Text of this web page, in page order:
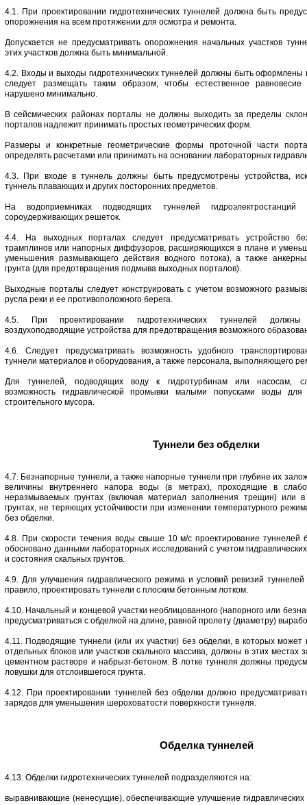
4.1. При проектировании гидротехнических туннелей должна быть
опорожнения на всем протяжении для осмотра и ремонта.
Допускается не предусматривать опорожнения начальных участков
этих участков должна быть минимальной.
4.2. Входы и выходы гидротехнических туннелей должны быть оформлены
следует размещать таким образом, чтобы естественное
нарушено минимально.
В сейсмических районах порталы не должны выходить за пределы
порталов надлежит принимать простых геометрических форм.
Размеры и конкретные геометрические формы проточной части
определять расчетами или принимать на основании лабораторных
4.3. При входе в туннель должны быть предусмотрены устройства,
туннель плавающих и других посторонних предметов.
На водоприемниках подводящих туннелей гидроэлектростанций
сороудерживающих решеток.
4.4. На выходных порталах следует предусматривать устройство
трамплинов или напорных диффузоров, расширяющихся в плане и
уменьшения размывающего действия водного потока), а также
грунта (для предотвращения подмыва выходных порталов).
Выходные порталы следует конструировать с учетом возможного
русла реки и ее противоположного берега.
4.5. При проектировании гидротехнических туннелей
воздухоподводящие устройства для предотвращения возможного
4.6. Следует предусматривать возможность удобного
туннели материалов и оборудования, а также персонала, выполняющего
Для туннелей, подводящих воду к гидротурбинам или насосам,
возможность гидравлической промывки малыми попусками воды
строительного мусора.
Туннели без обделки
4.7. Безнапорные туннели, а также напорные туннели при глубине их
величины внутреннего напора воды (в метрах), проходящие в
неразмываемых грунтах (включая материал заполнения трещин) или в
грунтах, не теряющих устойчивости при изменении температурного
без обделки.
4.8. При скорости течения воды свыше 10 м/с проектирование туннелей
обосновано данными лабораторных исследований с учетом
и состояния скальных грунтов.
4.9. Для улучшения гидравлического режима и условий ревизий туннелей
правило, проектировать туннели с плоским бетонным лотком.
4.10. Начальный и концевой участки необлицованного (напорного или
предусматриваться с обделкой на длине, равной пролету (диаметру)
4.11. Подводящие туннели (или их участки) без обделки, в которых может
отдельных блоков или участков скального массива, должны в этих местах
цементном растворе и набрызг-бетоном. В лотке туннеля должны
ловушки для отслоившегося грунта.
4.12. При проектировании туннелей без обделки должно
зарядов для уменьшения шероховатости поверхности туннеля.
Обделка туннелей
4.13. Обделки гидротехнических туннелей подразделяются на:
выравнивающие (ненесущие), обеспечивающие улучшение гидравлических